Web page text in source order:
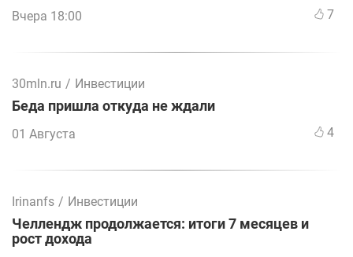
Вчера 18:00 7
30mln.ru / Инвестиции
Беда пришла откуда не ждали
01 Августа 4
Irinanfs / Инвестиции
Челлендж продолжается: итоги 7 месяцев и
рост дохода